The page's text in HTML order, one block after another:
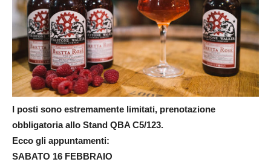
I posti sono estremamente limitati, prenotazione
obbligatoria allo Stand QBA C5/123.
Ecco gli appuntamenti:
SABATO 16 FEBBRAIO